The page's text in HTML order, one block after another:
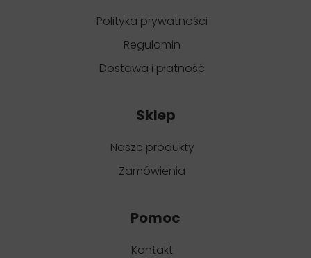
Polityka prywatności
Regulamin
Dostawa i płatność
Sklep
Nasze produkty
Zamówienia
Pomoc
Kontakt